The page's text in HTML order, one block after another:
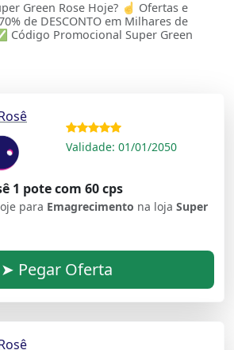
Green Rose Hoje? ☝ Ofertas e
de DESCONTO em Milhares de
Código Promocional Super Green
Validade: 01/01/2050
1 pote com 60 cps
para Emagrecimento na loja Super
➤ Pegar Oferta